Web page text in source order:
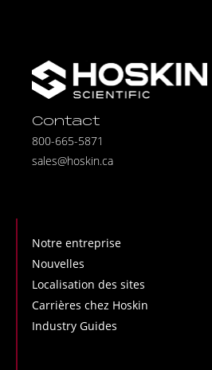
Contact
800-665-5871
sales@hoskin.ca
Notre entreprise
Nouvelles
Localisation des sites
Carrières chez Hoskin
Industry Guides